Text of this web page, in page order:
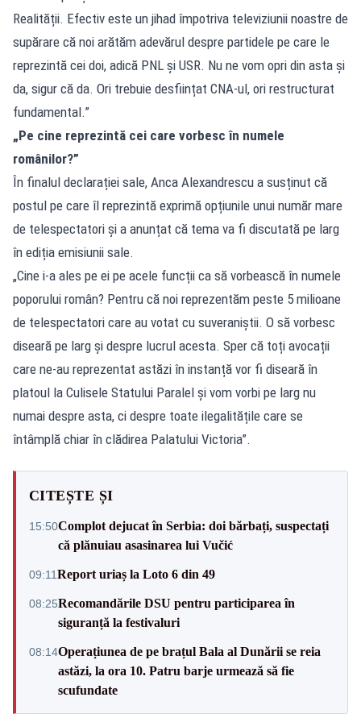
Realității. Efectiv este un jihad împotriva televiziunii noastre de
supărare că noi arătăm adevărul despre partidele pe care le
reprezintă cei doi, adică PNL și USR. Nu ne vom opri din asta și
da, sigur că da. Ori trebuie desființat CNA-ul, ori restructurat
fundamental.”
„Pe cine reprezintă cei care vorbesc în numele
românilor?”
În finalul declarației sale, Anca Alexandrescu a susținut că
postul pe care îl reprezintă exprimă opțiunile unui număr mare
de telespectatori și a anunțat că tema va fi discutată pe larg
în ediția emisiunii sale.
„Cine i-a ales pe ei pe acele funcții ca să vorbească în numele
poporului român? Pentru că noi reprezentăm peste 5 milioane
de telespectatori care au votat cu suveraniștii. O să vorbesc
diseară pe larg și despre lucrul acesta. Sper că toți avocații
care ne-au reprezentat astăzi în instanță vor fi diseară în
platoul la Culisele Statului Paralel și vom vorbi pe larg nu
numai despre asta, ci despre toate ilegalitățile care se
întâmplă chiar în clădirea Palatului Victoria”.
CITEȘTE ȘI
15:50Complot dejucat în Serbia: doi bărbați, suspectați
că plănuiau asasinarea lui Vučić
09:11Report uriaș la Loto 6 din 49
08:25Recomandările DSU pentru participarea în
siguranță la festivaluri
08:14Operațiunea de pe brațul Bala al Dunării se reia
astăzi, la ora 10. Patru barje urmează să fie
scufundate